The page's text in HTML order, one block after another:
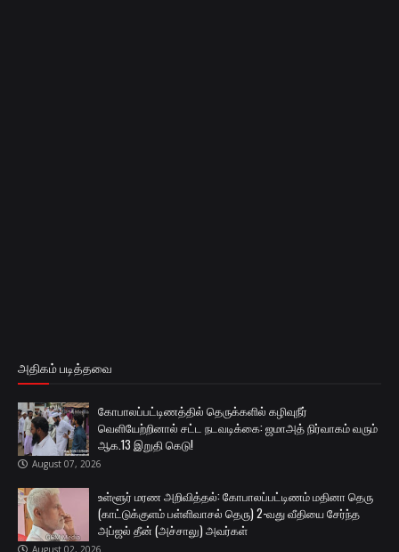
அதிகம் படித்தவை
கோபாலப்பட்டிணத்தில் தெருக்களில் கழிவுநீர்
வெளியேற்றினால் சட்ட நடவடிக்கை: ஜமாஅத் நிர்வாகம் வரும்
ஆக.13 இறுதி கெடு!
August 07, 2026
உள்ளூர் மரண அறிவித்தல்: கோபாலப்பட்டிணம் மதினா தெரு
(காட்டுக்குளம் பள்ளிவாசல் தெரு) 2-வது வீதியை சேர்ந்த
அப்ஜல் தீன் (அச்சாலு) அவர்கள்
August 02, 2026